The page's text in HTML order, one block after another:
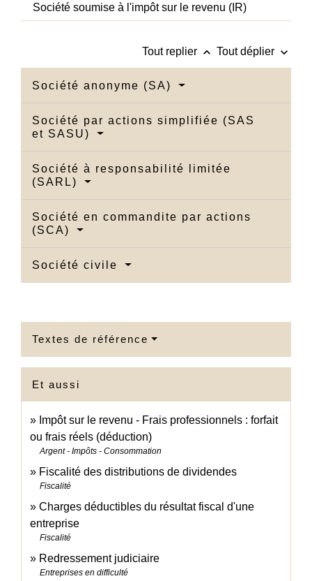
Société soumise à l'impôt sur le revenu (IR)
Tout replier keyboard_arrow_up Tout déplier keyboard_arrow_down
Société anonyme (SA)
Société par actions simplifiée (SAS
et SASU)
Société à responsabilité limitée
(SARL)
Société en commandite par actions
(SCA)
Société civile
Textes de référence
Et aussi
Impôt sur le revenu - Frais professionnels : forfait
ou frais réels (déduction)
Argent - Impôts - Consommation
Fiscalité des distributions de dividendes
Fiscalité
Charges déductibles du résultat fiscal d'une
entreprise
Fiscalité
Redressement judiciaire
Entreprises en difficulté